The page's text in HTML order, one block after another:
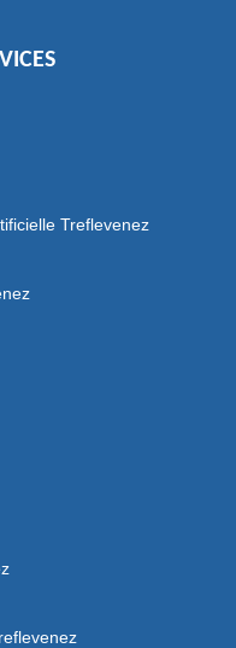
Treflevenez